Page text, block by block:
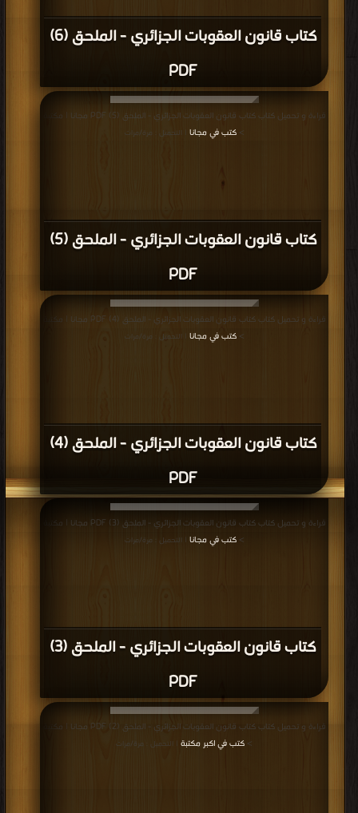
كتاب قانون العقوبات الجزائري - الملحق (6)
PDF
كتاب قانون العقوبات الجزائري - الملحق (5)
PDF
قراءة و تحميل كتاب كتاب قانون العقوبات الجزائري - الملحق (5) PDF مجانا | مكتبة
>كتب في مجانا | التحميل : مرة/مرات
كتاب قانون العقوبات الجزائري - الملحق (4)
PDF
قراءة و تحميل كتاب كتاب قانون العقوبات الجزائري - الملحق (4) PDF مجانا | مكتبة
>كتب في مجانا | التحميل : مرة/مرات
كتاب قانون العقوبات الجزائري - الملحق (3)
PDF
قراءة و تحميل كتاب كتاب قانون العقوبات الجزائري - الملحق (3) PDF مجانا | مكتبة
>كتب في مجانا | التحميل : مرة/مرات
قراءة و تحميل كتاب كتاب قانون العقوبات الجزائري - الملحق (2) PDF مجانا | مكتبة
> كتب في اكبر مكتبة | التحميل : مرة/مرات